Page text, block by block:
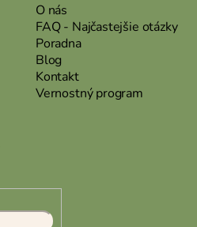
O nás
FAQ - Najčastejšie otázky
Poradna
Blog
Kontakt
Vernostný program